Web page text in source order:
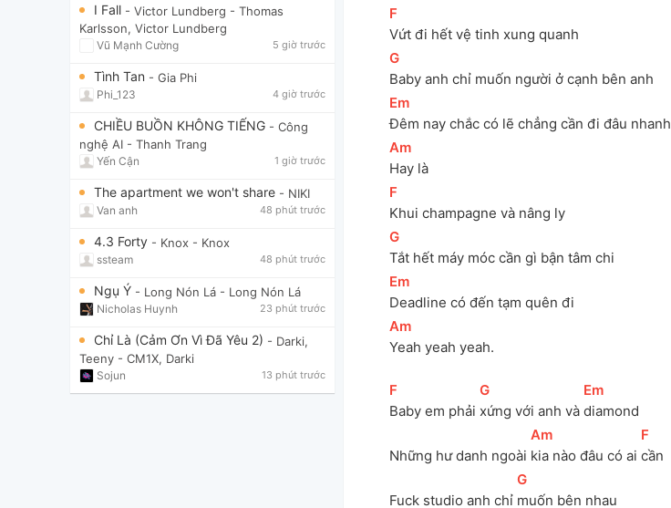
I Fall - Victor Lundberg - Thomas
Karlsson, Victor Lundberg
Vũ Mạnh Cường 5 giờ trước
Tình Tan - Gia Phi
Phi_123 4 giờ trước
CHIỀU BUỒN KHÔNG TIẾNG - Công
nghệ AI - Thanh Trang
Yến Cận 1 giờ trước
The apartment we won't share - NIKI
Van anh 48 phút trước
4.3 Forty - Knox - Knox
ssteam 48 phút trước
Ngụ Ý - Long Nón Lá - Long Nón Lá
Nicholas Huynh 23 phút trước
Chỉ Là (Cảm Ơn Vì Đã Yêu 2) - Darki,
Teeny - CM1X, Darki
Sojun 13 phút trước
[F
Vứt đi hết vệ tinh xung quanh
[
G
Baby anh chỉ muốn người ở cạnh bên anh
[Em
Đêm nay chắc có lẽ chẳng cần đi đâu nhanh
[
Am
Hay là
[F
Khui champagne và nâng ly
[
G
Tắt hết máy móc cần gì bận tâm chi
[Em
Deadline có đến tạm quên đi
[
Am
Yeah yeah yeah.
[F
Baby em phải
[
G
xứng với anh và
[Em
diamond
Những hư danh ngoài
[
Am
kia nào đâu có ai
[F
cần
Fuck studio anh chỉ
[
G
muốn bên nhau